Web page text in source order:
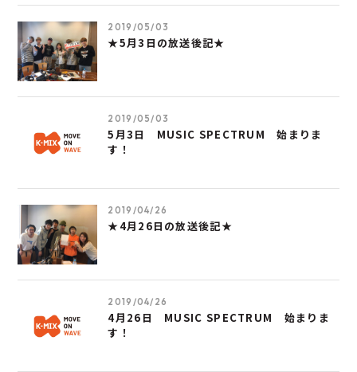
2019/05/03
★5月3日の放送後記★
2019/05/03
5月3日 MUSIC SPECTRUM 始まりま
す！
2019/04/26
★4月26日の放送後記★
2019/04/26
4月26日 MUSIC SPECTRUM 始まりま
す！